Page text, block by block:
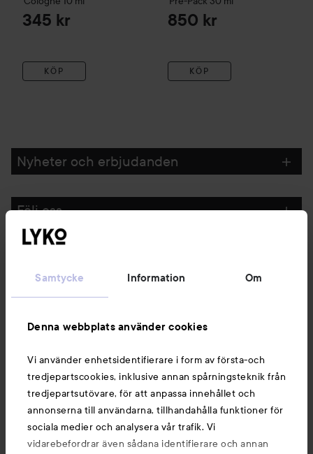
Samtycke Information Om
Denna webbplats använder cookies
Vi använder enhetsidentifierare i form av första-och
tredjepartscookies, inklusive annan spårningsteknik från
tredjepartsutövare, för att anpassa innehållet och
annonserna till användarna, tillhandahålla funktioner för
sociala medier och analysera vår trafik. Vi
vidarebefordrar även sådana identifierare och annan
345 kr
KÖP
850 kr
KÖP
Nyheter och erbjudanden
Följ oss
Du kanske också gillar